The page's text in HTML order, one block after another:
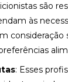
são
às
consideração
: Esses